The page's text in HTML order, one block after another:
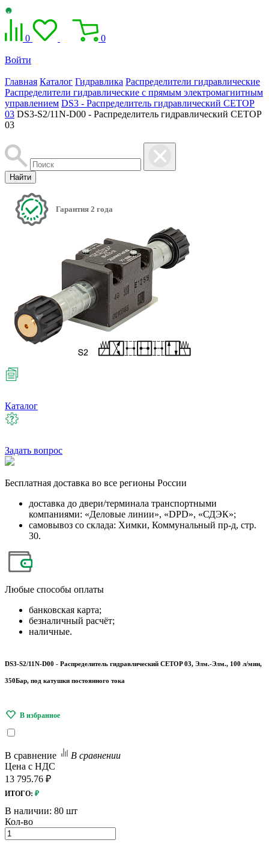
0 0
Войти
Главная Каталог Гидравлика Распределители гидравлические
Распределители гидравлические с прямым электромагнитным
управлением DS3 - Распределитель гидравлический CETOP
03 DS3-S2/11N-D00 - Распределитель гидравлический CETOP
03
Найти
Гарантия 2 года
Каталог
Задать вопрос
Бесплатная доставка во все регионы России
доставка до двери/терминала транспортными
компаниями: «Деловые линии», «DPD», «СДЭК»;
самовывоз со склада: Химки, Коммунальный пр-д, стр.
30.
Любые способы оплаты
банковская карта;
безналичный расчёт;
наличные.
DS3-S2/11N-D00 - Распределитель гидравлический CETOP 03, Элм.-Элм., 100 л/мин,
350Бар, под катушки постоянного тока
В сравнение
В сравнении
Цена с НДС
13 795.76 ₽
ИТОГО: ₽
В наличии: 80 шт
Кол-во